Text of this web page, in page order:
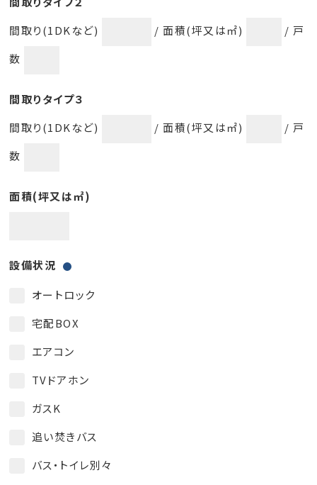
間取り(1DKなど)
/ 面積(坪又は㎡)
/ 戸
数
間取りタイプ３
間取り(1DKなど)
/ 面積(坪又は㎡)
/ 戸
数
面積(坪又は㎡)
設備状況
オートロック
宅配BOX
エアコン
TVドアホン
ガスK
追い焚きバス
バス・トイレ別々